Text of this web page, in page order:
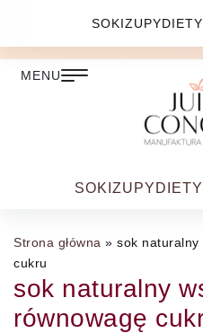
DARMOWA DOSTAWA
SOKI ZUPY DIETY
Strona główna » sok naturalny
cukru
sok naturalny
równowagę
SOKIZUPYDIETY